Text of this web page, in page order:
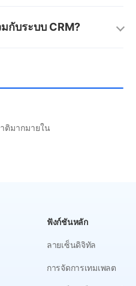
ประสิทธิภาพ
รื่องมือเอกสาร โดยอัต
กับระบบ CRM?
CRM เพื่อกรอกฟิลด์
สำหรับการประมวล
ติมากมายใน
ฟังก์ชันหลัก
ลายเซ็นดิจิทัล
การจัดการเทมเพลต